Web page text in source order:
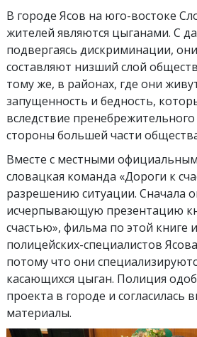
В городе Ясов на юго-востоке
жителей являются цыганами. С
подвергаясь дискриминации,
составляют низший слой
тому же, в районах, где они
запущенность и бедность,
вследствие
стороны большей части
Вместе с местными
словацкая команда «Дороги к
разрешению ситуации. Сначала
исчерпывающую презентацию
счастью», фильма по этой книге
полицейских-специалистов
потому что они
касающихся цыган. Полиция
проекта в городе и согласилась
материалы.